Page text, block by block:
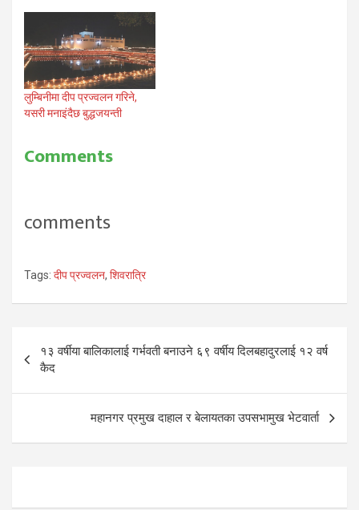
लुम्बिनीमा दीप प्रज्वलन गरिने,
यसरी मनाइंदैछ बुद्धजयन्ती
Comments
comments
Tags: दीप प्रज्वलन, शिवरात्रि
Post
navigation
१३ वर्षीया बालिकालाई गर्भवती बनाउने ६९ वर्षीय दिलबहादुरलाई १२ वर्ष
कैद
महानगर प्रमुख दाहाल र बेलायतका उपसभामुख भेटवार्ता